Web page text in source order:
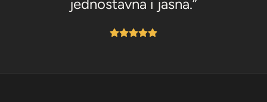
jednostavna i jasna.”